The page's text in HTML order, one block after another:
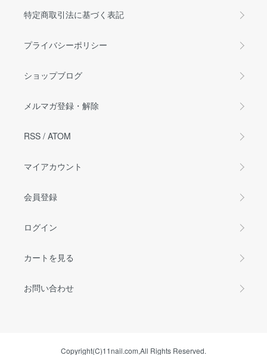
特定商取引法に基づく表記
プライバシーポリシー
ショップブログ
メルマガ登録・解除
RSS / ATOM
マイアカウント
会員登録
ログイン
カートを見る
お問い合わせ
Copyright(C)11nail.com,All Rights Reserved.